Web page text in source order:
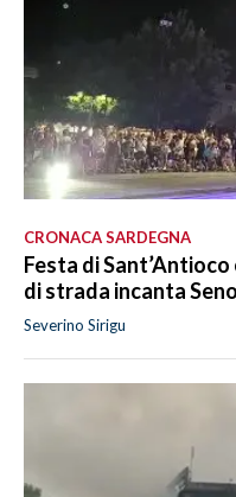
CRONACA SARDEGNA
Festa di
di strada incanta
Severino Sirigu